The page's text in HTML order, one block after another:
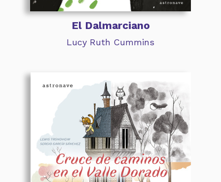
El Dalmarciano
Lucy Ruth Cummins